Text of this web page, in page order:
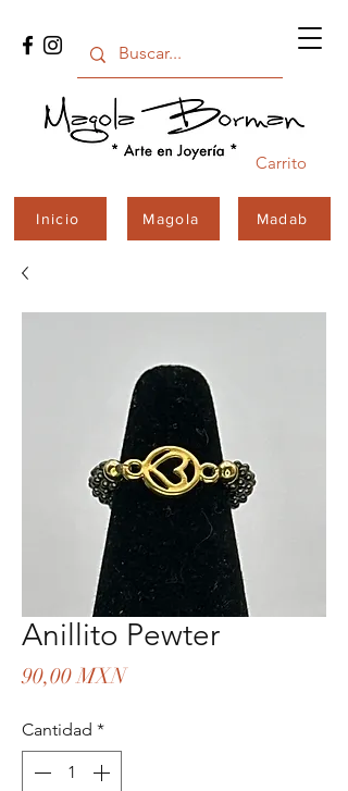
Carrito
Inicio Magola Madab
Anillito Pewter
90,00 MXNPrecio
Cantidad *